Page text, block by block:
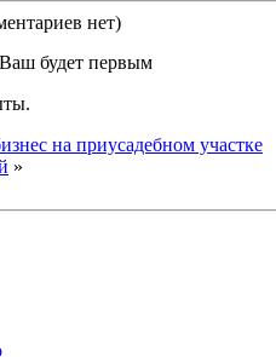
нет)
будет первым
на приусадебном участке
»